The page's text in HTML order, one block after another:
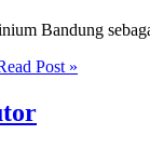
Bandung
Post »